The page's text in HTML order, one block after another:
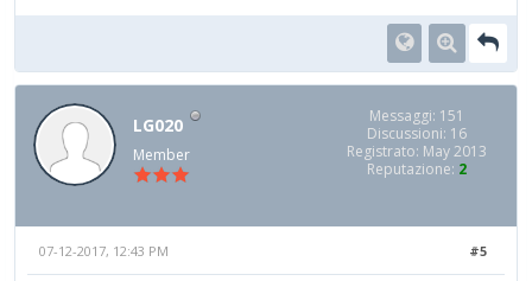
LG020
Member
Messaggi: 151
Discussioni: 16
Registrato: May 2013
Reputazione: 2
#5
07-12-2017, 12:43 PM